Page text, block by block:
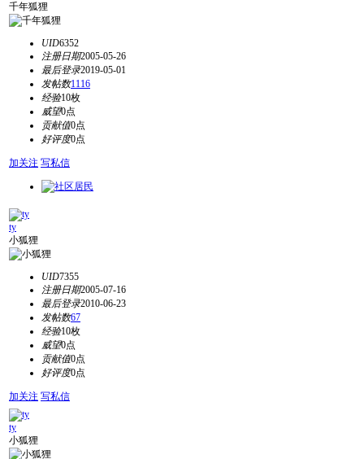
千年狐狸
UID6352
注册日期2005-05-26
最后登录2019-05-01
发帖数1116
经验10枚
威望0点
贡献值0点
好评度0点
加关注 写私信
ty
小狐狸
UID7355
注册日期2005-07-16
最后登录2010-06-23
发帖数67
经验10枚
威望0点
贡献值0点
好评度0点
加关注 写私信
ty
小狐狸